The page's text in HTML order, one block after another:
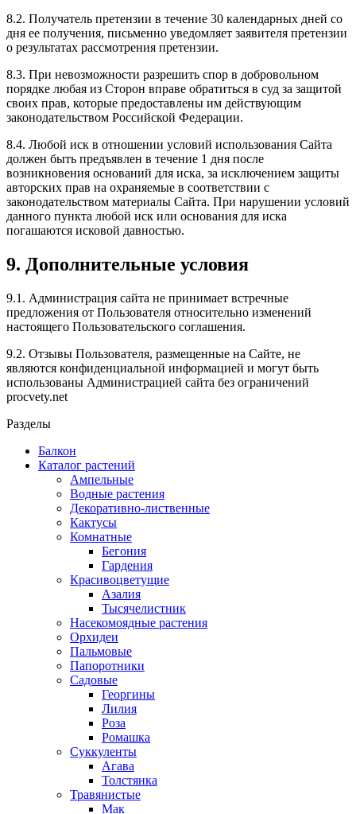
8.2. Получатель претензии в течение 30 календарных дней со
дня ее получения, письменно уведомляет заявителя претензии
о результатах рассмотрения претензии.
8.3. При невозможности разрешить спор в добровольном
порядке любая из Сторон вправе обратиться в суд за защитой
своих прав, которые предоставлены им действующим
законодательством Российской Федерации.
8.4. Любой иск в отношении условий использования Сайта
должен быть предъявлен в течение 1 дня после
возникновения оснований для иска, за исключением защиты
авторских прав на охраняемые в соответствии с
законодательством материалы Сайта. При нарушении условий
данного пункта любой иск или основания для иска
погашаются исковой давностью.
9. Дополнительные условия
9.1. Администрация сайта не принимает встречные
предложения от Пользователя относительно изменений
настоящего Пользовательского соглашения.
9.2. Отзывы Пользователя, размещенные на Сайте, не
являются конфиденциальной информацией и могут быть
использованы Администрацией сайта без ограничений
procvety.net
Разделы
Балкон
Каталог растений
Ампельные
Водные растения
Декоративно-лиственные
Кактусы
Комнатные
Бегония
Гардения
Красивоцветущие
Азалия
Тысячелистник
Насекомоядные растения
Орхидеи
Пальмовые
Папоротники
Садовые
Георгины
Лилия
Роза
Ромашка
Суккуленты
Агава
Толстянка
Травянистые
Мак